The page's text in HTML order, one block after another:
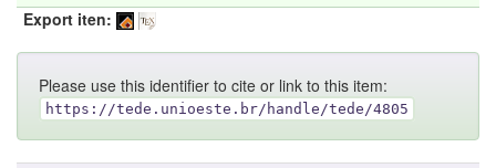
Export iten:
Please use this identifier to cite or link to this item:
https://tede.unioeste.br/handle/tede/4805